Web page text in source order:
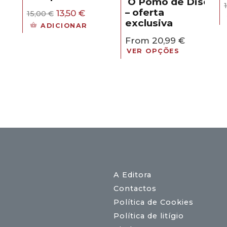
15,00€ O
preço
13,50 €O
preço
ADICIONAR
– oferta
exclusiva
From20,99€
VER OPÇÕES
A Editora
Contactos
Política de Cookies
Política de litígio